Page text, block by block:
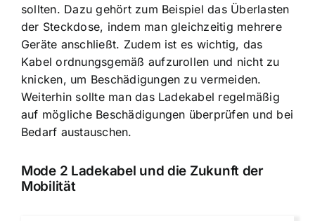
sollten. Dazu gehört zum Beispiel das Überlasten
der Steckdose, indem man gleichzeitig mehrere
Geräte anschließt. Zudem ist es wichtig, das
Kabel ordnungsgemäß aufzurollen und nicht zu
knicken, um Beschädigungen zu vermeiden.
Weiterhin sollte man das Ladekabel regelmäßig
auf mögliche Beschädigungen überprüfen und bei
Bedarf austauschen.
Mode 2 Ladekabel und die Zukunft der
Mobilität